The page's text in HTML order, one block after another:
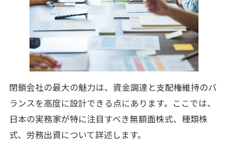
閉鎖会社の最大の魅力は、資金調達と支配権維持のバ
ランスを高度に設計できる点にあります。ここでは、
日本の実務家が特に注目すべき無額面株式、種類株
式、労務出資について詳述します。